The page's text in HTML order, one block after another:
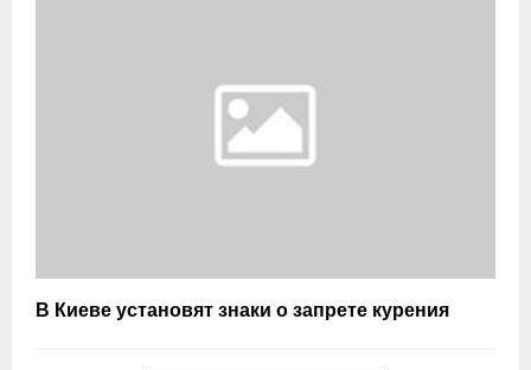
В Киеве установят знаки о запрете курения